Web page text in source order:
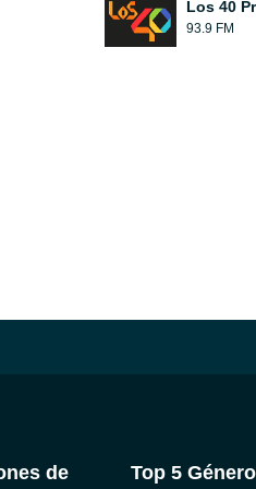
Los 40
93.9 FM
de
Top 5